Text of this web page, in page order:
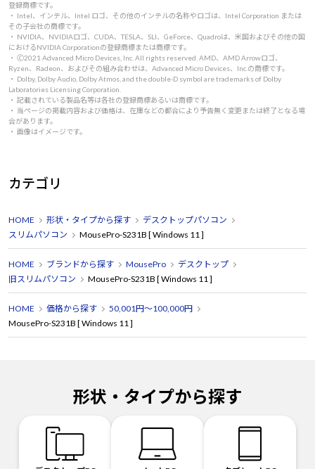
登録商標です。
・ Intel、インテル、Intel ロゴ、その他のインテルの名称やロゴは、Intel Corporation または
その子会社の商標です。
・ NVIDIA、NVIDIAロゴ、CUDA、TESLA、SLI、GeForce、Quadroは、米国およびその他の国
におけるNVIDIA Corporationの登録商標または商標です。
・ 🄫2021 Advanced Micro Devices, Inc. All rights reserved. AMD、AMD Arrowロゴ、
Ryzen、Radeon、およびその組み合わせは、Advanced Micro Devices、Inc.の商標です。
・ Dolby, Dolby Audio, Dolby Atmos, and the double-D symbol are trademarks of Dolby
Laboratories Licensing Corporation.
・ 記載されている製品名等は各社の登録商標あるいは商標です。
・ 当ページの掲載内容および価格は、在庫などの都合により予告無く変更または終了となる場
合があります。
・ 画像はイメージです。
カテゴリ
HOME 形状・タイプから探す
デスクトップパソコン
スリムパソコン
MousePro-S231B [ Windows 11 ]
HOME ブランドから探す MousePro
デスクトップ
旧スリムパソコン
MousePro-S231B [ Windows 11 ]
HOME 価格から探す
50,001円～100,000円
MousePro-S231B [ Windows 11 ]
形状・タイプから探す